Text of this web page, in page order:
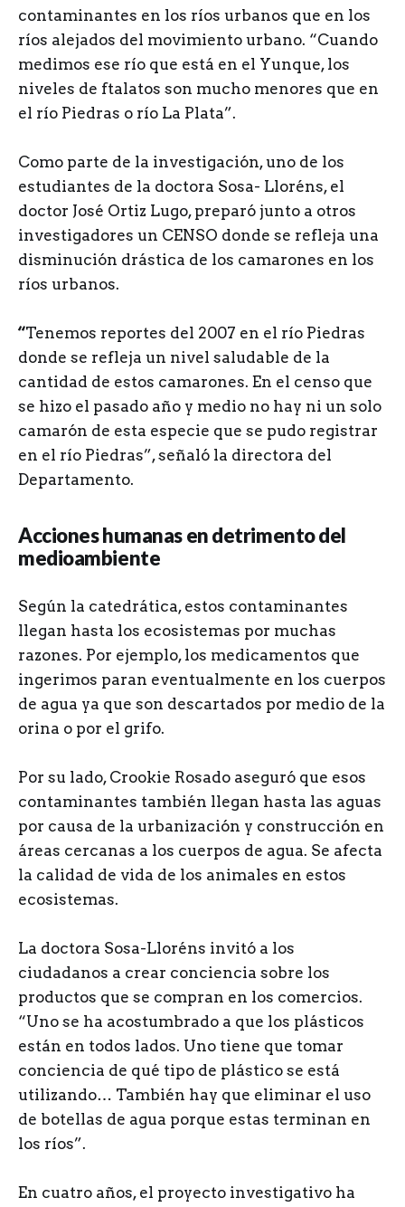
contaminantes en los ríos urbanos que en los
ríos alejados del movimiento urbano. “Cuando
medimos ese río que está en el Yunque, los
niveles de ftalatos son mucho menores que en
el río Piedras o río La Plata”.
Como parte de la investigación, uno de los
estudiantes de la doctora Sosa- Lloréns, el
doctor José Ortiz Lugo, preparó junto a otros
investigadores un CENSO donde se refleja una
disminución drástica de los camarones en los
ríos urbanos.
“Tenemos reportes del 2007 en el río Piedras
donde se refleja un nivel saludable de la
cantidad de estos camarones. En el censo que
se hizo el pasado año y medio no hay ni un solo
camarón de esta especie que se pudo registrar
en el río Piedras”, señaló la directora del
Departamento.
Acciones humanas en detrimento del
medioambiente
Según la catedrática, estos contaminantes
llegan hasta los ecosistemas por muchas
razones. Por ejemplo, los medicamentos que
ingerimos paran eventualmente en los cuerpos
de agua ya que son descartados por medio de la
orina o por el grifo.
Por su lado, Crookie Rosado aseguró que esos
contaminantes también llegan hasta las aguas
por causa de la urbanización y construcción en
áreas cercanas a los cuerpos de agua. Se afecta
la calidad de vida de los animales en estos
ecosistemas.
La doctora Sosa-Lloréns invitó a los
ciudadanos a crear conciencia sobre los
productos que se compran en los comercios.
“Uno se ha acostumbrado a que los plásticos
están en todos lados. Uno tiene que tomar
conciencia de qué tipo de plástico se está
utilizando… También hay que eliminar el uso
de botellas de agua porque estas terminan en
los ríos”.
En cuatro años, el proyecto investigativo ha